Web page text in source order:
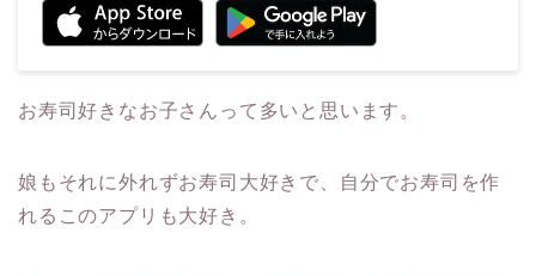
お寿司好きなお子さんって多いと思います。
娘もそれに外れずお寿司大好きで、自分でお寿司を作
れるこのアプリも大好き。